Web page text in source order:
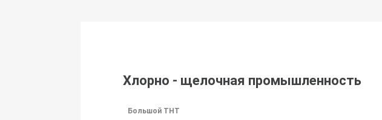
Хлорно - щелочная промышленность
Большой THT